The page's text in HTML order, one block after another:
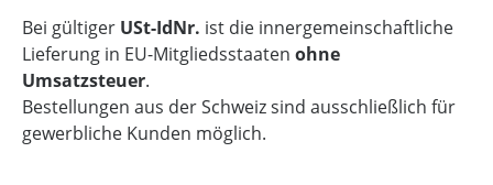
Bei gültiger USt-IdNr. ist die innergemeinschaftliche
Lieferung in EU-Mitgliedsstaaten ohne
Umsatzsteuer.
Bestellungen aus der Schweiz sind ausschließlich für
gewerbliche Kunden möglich.